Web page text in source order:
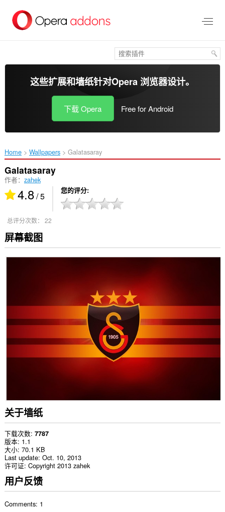
这些扩展和墙纸针对Opera 浏览器设计。
下载 Opera Free for Android
Home Wallpapers Galatasaray‎
Galatasaray
作者： zahek
4.8/ 5 您的评分
总评分次数： 22
屏幕截图
关于墙纸
下载次数 7787
版本 1.1
大小 70.1 KB
Last update Oct. 10, 2013
许可证 Copyright 2013 zahek
用户反馈
Comments: 1